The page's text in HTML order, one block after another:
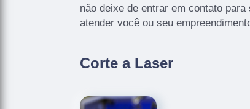
não deixe de entrar em contato
atender você ou seu
Corte a Laser